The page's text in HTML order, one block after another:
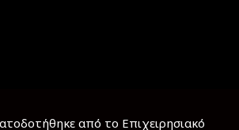
από το Επιχειρησιακό